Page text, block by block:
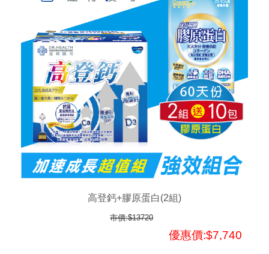
高登鈣+膠原蛋白(2組)
市價:$13720
優惠價:$7,740